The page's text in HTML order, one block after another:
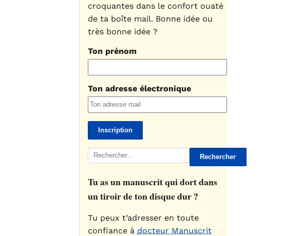
croquantes dans le confort ouaté
de ta boîte mail. Bonne idée ou
très bonne idée ?
Ton prénom
Ton adresse électronique
Rechercher :
Tu as un manuscrit qui dort dans
un tiroir de ton disque dur ?
Tu peux t’adresser en toute
confiance à docteur Manuscrit